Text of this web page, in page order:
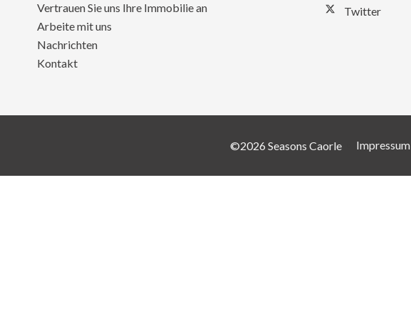
Vertrauen Sie uns Ihre Immobilie an
Arbeite mit uns
Nachrichten
Kontakt
Twitter
©2026 Seasons Caorle Impressum